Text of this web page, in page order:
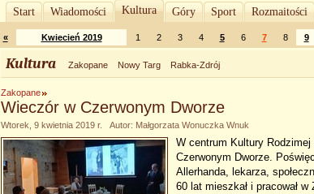
Start Wiadomości Kultura Góry Sport Rozmaitości
« Kwiecień 2019 1 2 3 4 5 6 7 8 9
Kultura Zakopane Nowy Targ Rabka-Zdrój
Zakopane
Wieczór w Czerwonym Dworze
Wtorek, 9 kwietnia 2019 r. Autor: Małgorzata Wonuczka Wnuk
W centrum Kultury
Czerwonym Dworze.
Allerhanda, lekarza,
60 lat mieszkał i pracował